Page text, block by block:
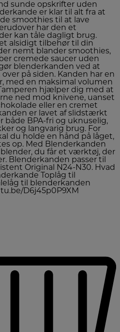
sunde opskrifter uden
er klar til alt fra at
smoothies til at lave
har den et
kan tåle dagligt brug.
alsidigt tilbehør til din
nemt blander smoothies,
cremede saucer uden
blenderkanden ved at
på siden. Kanden har en
med en maksimal volumen
hjælper dig med at
ned mod knivene, uanset
eller en cremet
er lavet af slidstærkt
både BPA-fri og uknuselig,
og langvarig brug. For
du holde en hånd på låget,
op. Med Blenderkanden
du får et værktøj, der
Blenderkanden passer til
Original N24-N30. Hvad
Toplåg til
til blenderkanden
D6j45p0P9XM